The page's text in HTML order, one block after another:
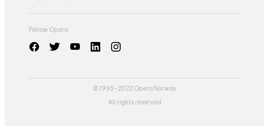
Follow Opera
© 1995-2022 Opera Norway
All rights reserved